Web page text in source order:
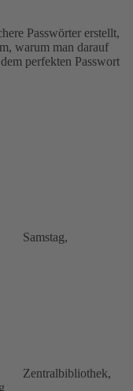
Passwörter erstellt,
warum man darauf
perfekten Passwort
Samstag,
Zentralbibliothek,